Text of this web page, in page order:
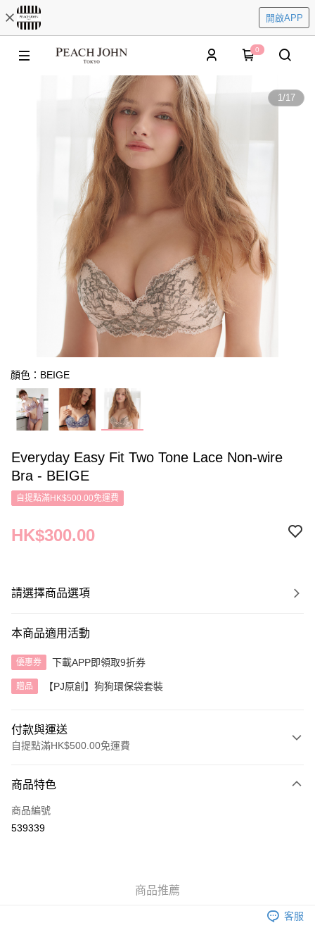
開啟APP
0
1/17
顏色：BEIGE
Everyday Easy Fit Two Tone Lace Non-wire
Bra - BEIGE
自提點滿HK$500.00免運費
HK$300.00
請選擇商品選項
本商品適用活動
優惠券 下載APP即領取9折券
贈品 【PJ原創】狗狗環保袋套裝
付款與運送
自提點滿HK$500.00免運費
信用卡
AlipayHK
每筆HK$40.00，滿HK$500.00或以上免運費
商品特色
商品編號
539339
商品推薦
客服